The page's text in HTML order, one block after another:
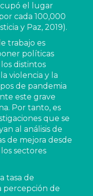
el lugar
cada 100,000
y Paz, 2019).
políticas
distintos
violencia y la
de pandemia
este grave
Por tanto, es
que se
al análisis de
de mejora desde
sectores
tasa de
percepción de